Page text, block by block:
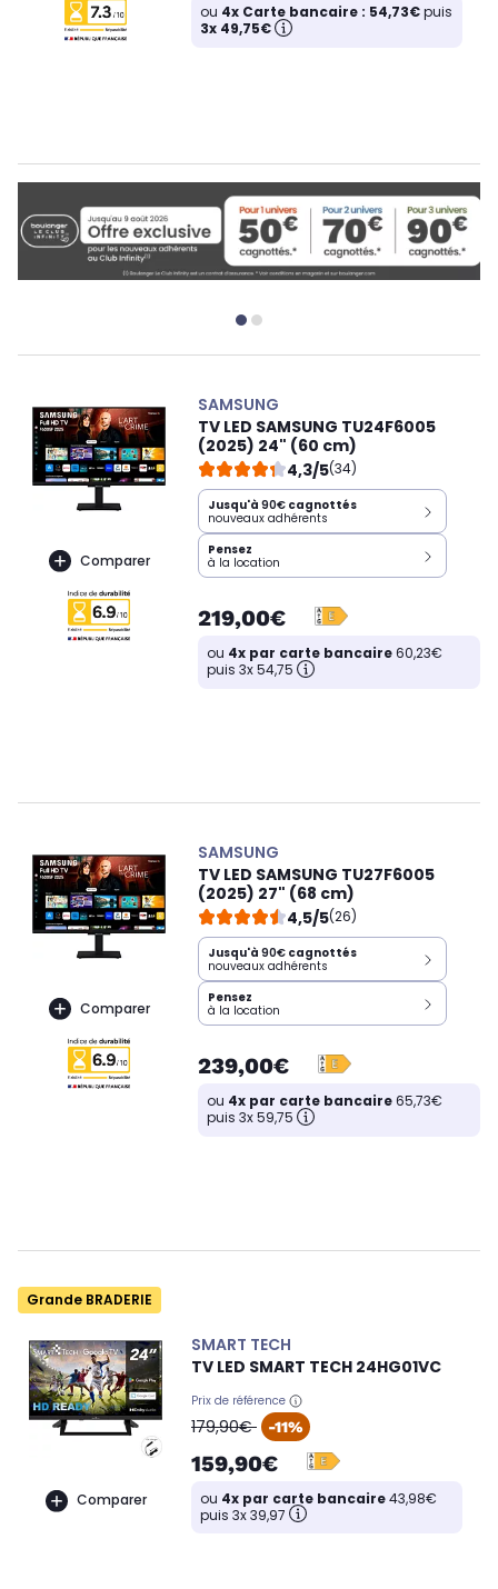
ou 4x Carte bancaire : 54,73€puis
3x 49,75€
Comparer
SAMSUNG
TV LED SAMSUNG TU24F6005
(2025) 24" (60 cm)
4,3/5(34)
Jusqu'à 90€ cagnottés
nouveaux adhérents
Pensez
à la location
219,00€
ou 4x par carte bancaire60,23€
puis 3x 54,75
Comparer
SAMSUNG
TV LED SAMSUNG TU27F6005
(2025) 27" (68 cm)
4,5/5(26)
Jusqu'à 90€ cagnottés
nouveaux adhérents
Pensez
à la location
239,00€
ou 4x par carte bancaire65,73€
puis 3x 59,75
Grande BRADERIE
Comparer
SMART TECH
TV LED SMART TECH 24HG01VC
Prix de référence
oldPrice
179,90€ -11%
159,90€
ou 4x par carte bancaire43,98€
puis 3x 39,97